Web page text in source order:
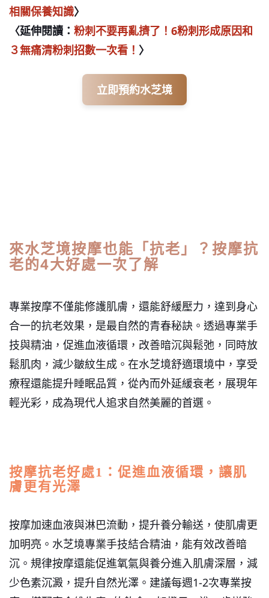
相關保養知識〉
〈延伸閱讀： 粉刺不要再亂擠了！6粉刺形成原因和
３無痛清粉刺招數一次看！ 〉
立即預約水芝境
來水芝境按摩也能「抗老」？按摩抗
老的4大好處一次了解
專業按摩不僅能修護肌膚，還能舒緩壓力，達到身心
合一的抗老效果，是最自然的青春秘訣。 透過專業手
技與精油，促進血液循環，改善暗沉與鬆弛，同時放
鬆肌肉，減少皺紋生成。在水芝境舒適環境中，享受
療程還能提升睡眠品質，從內而外延緩衰老，展現年
輕光彩，成為現代人追求自然美麗的首選。
按摩抗老好處1：促進血液循環，讓肌
膚更有光澤
按摩加速血液與淋巴流動，提升養分輸送，使肌膚更
加明亮。水芝境專業手技結合精油，能有效改善暗
沉。 規律按摩還能促進氧氣與養分進入肌膚深層，減
少色素沉澱，提升自然光澤。建議每週1-2次專業按